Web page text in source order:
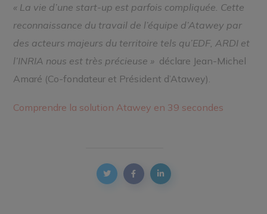
« La vie d’une start-up est parfois compliquée. Cette
reconnaissance du travail de l’équipe d’Atawey par
des acteurs majeurs du territoire tels qu’EDF, ARDI et
l’INRIA nous est très précieuse » déclare Jean-Michel
Amaré (Co-fondateur et Président d’Atawey).
Comprendre la solution Atawey en 39 secondes